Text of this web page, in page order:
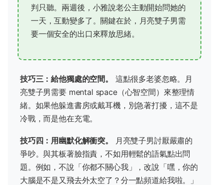
判只聽。兩週後，小雅說老公主動開始問她的
一天，互動變多了。關鍵在於，月亮雙子男需
要一個安全的出口來釋放思緒。
技巧三：給他獨處的空間。
這點很多老婆忽略。月
亮雙子男需要 mental space（心智空間）來整理情
緒。如果他躲進書房或戴耳機，別急著打擾，這不是
冷戰，而是他在充電。
技巧四：用幽默化解衝突。
月亮雙子男討厭嚴肅的
爭吵。與其板著臉指責，不如用輕鬆的語氣點出問
題。例如，不說「你都不關心我」，改說「嘿，你的
大腦是不是又飛去外太空了？分一點頻道給我啦。」